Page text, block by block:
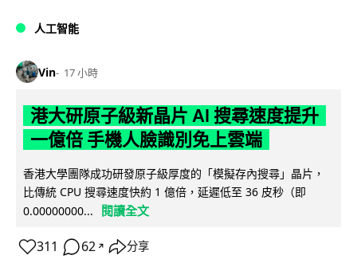
人工智能
Vin 17 小時
港大研原子級新晶片 AI 搜尋速度提升
一億倍 手機人臉識別免上雲端
香港大學團隊成功研發原子級厚度的「模擬存內搜尋」晶片，
比傳統 CPU 搜尋速度快約 1 億倍，延遲低至 36 皮秒（即
0.00000000...
閱讀全文
311 62 ↗ 分享